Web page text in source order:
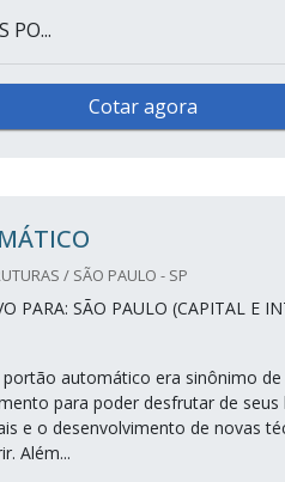
PO...
Cotar agora
/ SÃO PAULO - SP
PARA: SÃO PAULO (CAPITAL E
automático era sinônimo
para poder desfrutar de seus
e o desenvolvimento de novas
Além...